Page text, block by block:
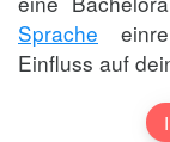
Sprache
Einfluss auf